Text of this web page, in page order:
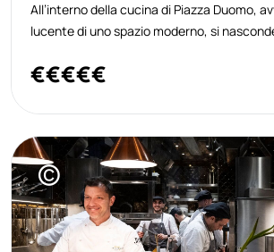
All’interno della cucina di Piazza Duomo,
lucente di uno spazio moderno, si
chi desidera vivere la cucina non solo come
€€€€€
©